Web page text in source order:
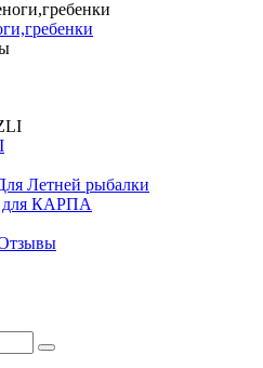
Летней рыбалки
для КАРПА